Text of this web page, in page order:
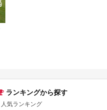
ランキングから探す
人気ランキング